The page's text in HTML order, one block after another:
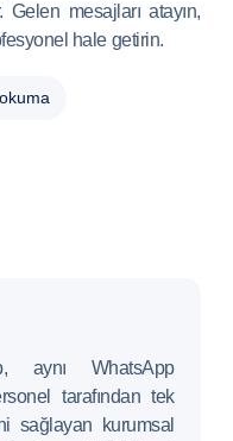
mesajları atayın,
hale getirin.
aynı WhatsApp
tarafından tek
sağlayan kurumsal